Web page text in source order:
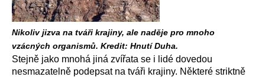
Nikoliv jizva na tváři krajiny, ale naděje pro mnoho
vzácných organismů. Kredit: Hnutí Duha.
Stejně jako mnohá jiná zvířata se i lidé dovedou
nesmazatelně podepsat na tváři krajiny. Některé striktně